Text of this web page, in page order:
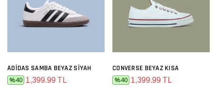
ADIDAS SAMBA BEYAZ SIYAH
%40 1,399.99 TL
CONVERSE BEYAZ KISA
%40 1,399.99 TL